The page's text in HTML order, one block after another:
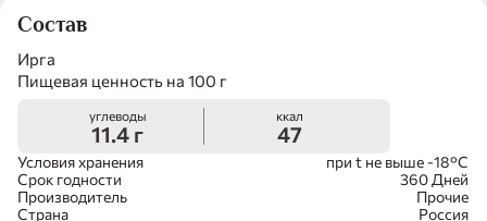
Пищевая ценность на 100 г
углеводы
11.4 г
ккал
47
Условия хранения
при t не выше -18°С
Срок годности
360 Дней
Производитель
Прочие
Страна
Россия
Состав
Ирга